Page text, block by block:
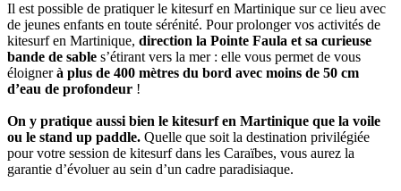
Il est possible de pratiquer le kitesurf en Martinique sur ce lieu avec
de jeunes enfants en toute sérénité. Pour prolonger vos activités de
kitesurf en Martinique, direction la Pointe Faula et sa curieuse
bande de sable s’étirant vers la mer : elle vous permet de vous
éloignerà plus de 400 mètres du bord avec moins de 50 cm
d’eau de profondeur !
On y pratique aussi bien le kitesurf en Martinique que la voile
ou le stand up paddle. Quelle que soit la destination privilégiée
pour votre session de kitesurf dans les Caraïbes, vous aurez la
garantie d’évoluer au sein d’un cadre paradisiaque.